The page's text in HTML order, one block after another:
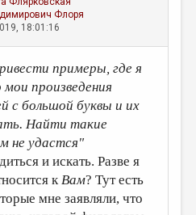
Флоря
18:01:16
примеры, где я
произведения
с большой буквы и их
Найти такие
не удастся"
и искать. Разве я
кВам? Тут есть
мне заявляли, что